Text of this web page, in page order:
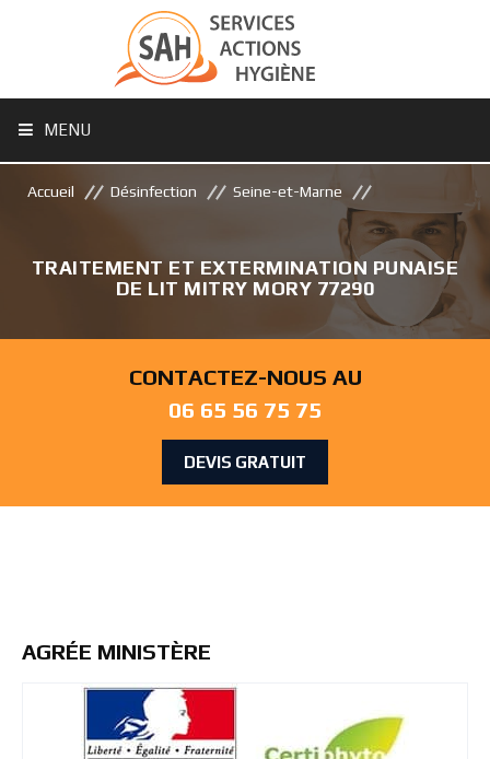
MENU
Accueil Désinfection Seine-et-Marne
TRAITEMENT ET EXTERMINATION PUNAISE
DE LIT MITRY MORY 77290
CONTACTEZ-NOUS AU
06 65 56 75 75
DEVIS GRATUIT
AGRÉE MINISTÈRE